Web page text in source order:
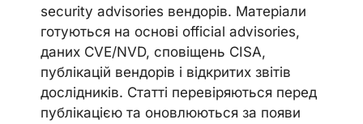
security advisories вендорів. Матеріали
готуються на основі official advisories,
даних CVE/NVD, сповіщень CISA,
публікацій вендорів і відкритих звітів
дослідників. Статті перевіряються перед
публікацією та оновлюються за появи